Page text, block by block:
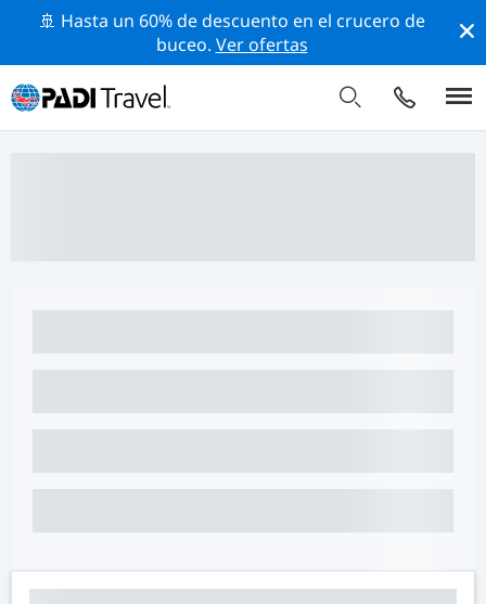
🚢 Hasta un 60% de descuento en el crucero de
buceo. Ver ofertas